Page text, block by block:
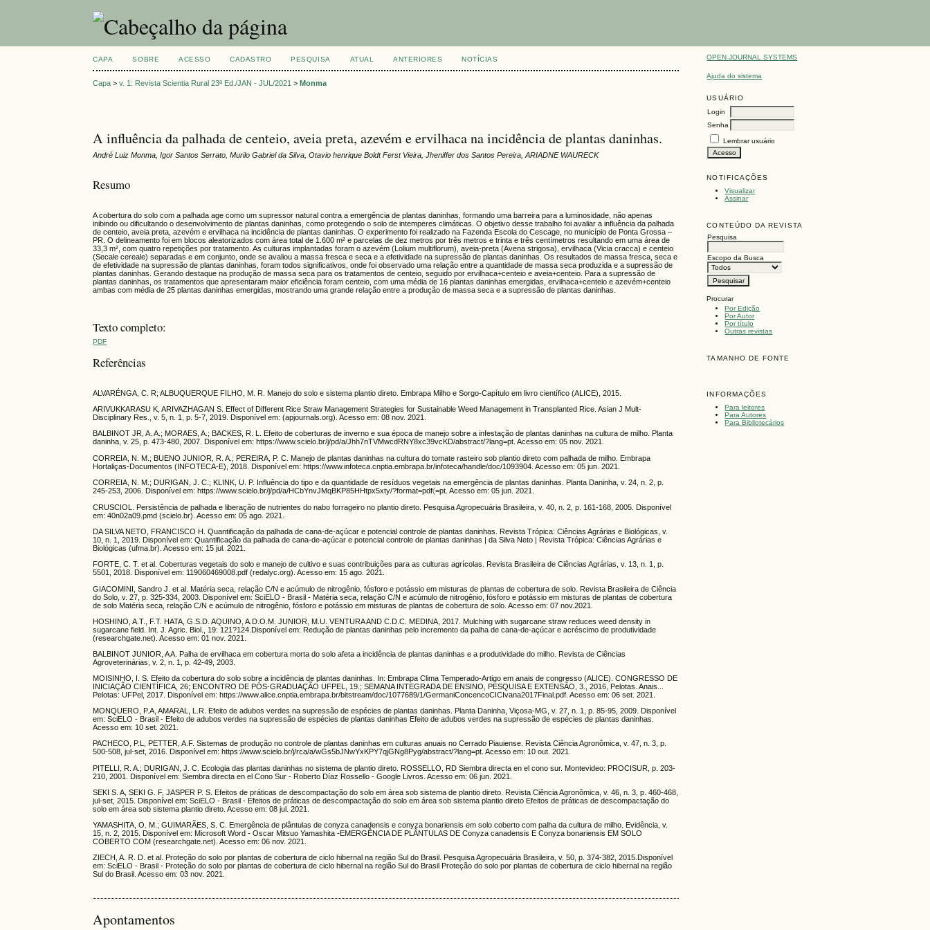
OPEN JOURNAL SYSTEMS
Ajuda do sistema
USUÁRIO
Login
Senha
Lembrar usuário
NOTIFICAÇÕES
Visualizar
Assinar
CONTEÚDO DA REVISTA
Pesquisa
Escopo da Busca
Procurar
Por Edição
Por Autor
Por título
Outras revistas
TAMANHO DE FONTE
INFORMAÇÕES
Para leitores
Para Autores
Para Bibliotecários
CAPA SOBRE ACESSO CADASTRO PESQUISA ATUAL ANTERIORES NOTÍCIAS
Capa >v. 1: Revista Scientia Rural 23ª Ed./JAN - JUL/2021 >Monma
A influência da palhada de centeio, aveia preta, azevém e ervilhaca na incidência de plantas daninhas.
André Luiz Monma, Igor Santos Serrato, Murilo Gabriel da Silva, Otavio henrique Boldt Ferst Vieira, Jheniffer dos Santos Pereira, ARIADNE WAURECK
Resumo
A cobertura do solo com a palhada age como um supressor natural contra a emergência de plantas daninhas, formando uma barreira para a luminosidade, não apenas
inibindo ou dificultando o desenvolvimento de plantas daninhas, como protegendo o solo de intemperes climáticas. O objetivo desse trabalho foi avaliar a influência da palhada
de centeio, aveia preta, azevém e ervilhaca na incidência de plantas daninhas. O experimento foi realizado na Fazenda Escola do Cescage, no município de Ponta Grossa –
PR. O delineamento foi em blocos aleatorizados com área total de 1.600 m² e parcelas de dez metros por três metros e trinta e três centímetros resultando em uma área de
33,3 m², com quatro repetições por tratamento. As culturas implantadas foram o azevém (Lolium multiflorum), aveia-preta (Avena strigosa), ervilhaca (Vicia cracca) e centeio
(Secale cereale) separadas e em conjunto, onde se avaliou a massa fresca e seca e a efetividade na supressão de plantas daninhas. Os resultados de massa fresca, seca e
de efetividade na supressão de plantas daninhas, foram todos significativos, onde foi observado uma relação entre a quantidade de massa seca produzida e a supressão de
plantas daninhas. Gerando destaque na produção de massa seca para os tratamentos de centeio, seguido por ervilhaca+centeio e aveia+centeio. Para a supressão de
plantas daninhas, os tratamentos que apresentaram maior eficiência foram centeio, com uma média de 16 plantas daninhas emergidas, ervilhaca+centeio e azevém+centeio
ambas com média de 25 plantas daninhas emergidas, mostrando uma grande relação entre a produção de massa seca e a supressão de plantas daninhas.
Texto completo:
PDF
Referências
ALVARÉNGA, C. R; ALBUQUERQUE FILHO, M. R. Manejo do solo e sistema plantio direto. Embrapa Milho e Sorgo-Capítulo em livro científico (ALICE), 2015.
ARIVUKKARASU K, ARIVAZHAGAN S. Effect of Different Rice Straw Management Strategies for Sustainable Weed Management in Transplanted Rice. Asian J Mult-
Disciplinary Res., v. 5, n. 1, p. 5-7, 2019. Disponível em: (apjournals.org). Acesso em: 08 nov. 2021.
BALBINOT JR, A. A.; MORAES, A.; BACKES, R. L. Efeito de coberturas de inverno e sua época de manejo sobre a infestação de plantas daninhas na cultura de milho. Planta
daninha, v. 25, p. 473-480, 2007. Disponível em: https://www.scielo.br/j/pd/a/Jhh7nTVMwcdRNY8xc39vcKD/abstract/?lang=pt. Acesso em: 05 nov. 2021.
CORREIA, N. M.; BUENO JUNIOR, R. A.; PEREIRA, P. C. Manejo de plantas daninhas na cultura do tomate rasteiro sob plantio direto com palhada de milho. Embrapa
Hortaliças-Documentos (INFOTECA-E), 2018. Disponível em: https://www.infoteca.cnptia.embrapa.br/infoteca/handle/doc/1093904. Acesso em: 05 jun. 2021.
CORREIA, N. M.; DURIGAN, J. C.; KLINK, U. P. Influência do tipo e da quantidade de resíduos vegetais na emergência de plantas daninhas. Planta Daninha, v. 24, n. 2, p.
245-253, 2006. Disponível em: https://www.scielo.br/j/pd/a/HCbYnvJMqBKP85HHtpx5xty/?format=pdf〈=pt. Acesso em: 05 jun. 2021.
CRUSCIOL. Persistência de palhada e liberação de nutrientes do nabo forrageiro no plantio direto. Pesquisa Agropecuária Brasileira, v. 40, n. 2, p. 161-168, 2005. Disponível
em: 40n02a09.pmd (scielo.br). Acesso em: 05 ago. 2021.
DA SILVA NETO, FRANCISCO H. Quantificação da palhada de cana-de-açúcar e potencial controle de plantas daninhas. Revista Trópica: Ciências Agrárias e Biológicas, v.
10, n. 1, 2019. Disponível em: Quantificação da palhada de cana-de-açúcar e potencial controle de plantas daninhas | da Silva Neto | Revista Trópica: Ciências Agrárias e
Biológicas (ufma.br). Acesso em: 15 jul. 2021.
FORTE, C. T. et al. Coberturas vegetais do solo e manejo de cultivo e suas contribuições para as culturas agrícolas. Revista Brasileira de Ciências Agrárias, v. 13, n. 1, p.
5501, 2018. Disponível em: 119060469008.pdf (redalyc.org). Acesso em: 15 ago. 2021.
GIACOMINI, Sandro J. et al. Matéria seca, relação C/N e acúmulo de nitrogênio, fósforo e potássio em misturas de plantas de cobertura de solo. Revista Brasileira de Ciência
do Solo, v. 27, p. 325-334, 2003. Disponível em: SciELO - Brasil - Matéria seca, relação C/N e acúmulo de nitrogênio, fósforo e potássio em misturas de plantas de cobertura
de solo Matéria seca, relação C/N e acúmulo de nitrogênio, fósforo e potássio em misturas de plantas de cobertura de solo. Acesso em: 07 nov.2021.
HOSHINO, A.T., F.T. HATA, G.S.D. AQUINO, A.D.O.M. JUNIOR, M.U. VENTURA AND C.D.C. MEDINA, 2017. Mulching with sugarcane straw reduces weed density in
sugarcane field. Int. J. Agric. Biol., 19: 121?124.Disponível em: Redução de plantas daninhas pelo incremento da palha de cana-de-açúcar e acréscimo de produtividade
(researchgate.net). Acesso em: 01 nov. 2021.
BALBINOT JUNIOR, A A. Palha de ervilhaca em cobertura morta do solo afeta a incidência de plantas daninhas e a produtividade do milho. Revista de Ciências
Agroveterinárias, v. 2, n. 1, p. 42-49, 2003.
MOISINHO, I. S. Efeito da cobertura do solo sobre a incidência de plantas daninhas. In: Embrapa Clima Temperado-Artigo em anais de congresso (ALICE). CONGRESSO DE
INICIAÇÃO CIENTÍFICA, 26; ENCONTRO DE PÓS-GRADUAÇÃO UFPEL, 19.; SEMANA INTEGRADA DE ENSINO, PESQUISA E EXTENSÃO, 3., 2016, Pelotas. Anais...
Pelotas: UFPel, 2017. Disponível em: https://www.alice.cnptia.embrapa.br/bitstream/doc/1077689/1/GermaniConcencoCICIvana2017Final.pdf. Acesso em: 06 set. 2021.
MONQUERO, P.A, AMARAL, L.R. Efeito de adubos verdes na supressão de espécies de plantas daninhas. Planta Daninha, Viçosa-MG, v. 27, n. 1, p. 85-95, 2009. Disponível
em: SciELO - Brasil - Efeito de adubos verdes na supressão de espécies de plantas daninhas Efeito de adubos verdes na supressão de espécies de plantas daninhas.
Acesso em: 10 set. 2021.
PACHECO, P.L, PETTER, A.F. Sistemas de produção no controle de plantas daninhas em culturas anuais no Cerrado Piauiense. Revista Ciência Agronômica, v. 47, n. 3, p.
500-508, jul-set, 2016. Disponível em: https://www.scielo.br/j/rca/a/wGs5bJNwYxKPY7qjGNg8Pyg/abstract/?lang=pt. Acesso em: 10 out. 2021.
PITELLI, R. A.; DURIGAN, J. C. Ecologia das plantas daninhas no sistema de plantio direto. ROSSELLO, RD Siembra directa en el cono sur. Montevideo: PROCISUR, p. 203-
210, 2001. Disponível em: Siembra directa en el Cono Sur - Roberto Díaz Rossello - Google Livros. Acesso em: 06 jun. 2021.
SEKI S. A, SEKI G. F, JASPER P. S. Efeitos de práticas de descompactação do solo em área sob sistema de plantio direto. Revista Ciência Agronômica, v. 46, n. 3, p. 460-468,
jul-set, 2015. Disponível em: SciELO - Brasil - Efeitos de práticas de descompactação do solo em área sob sistema plantio direto Efeitos de práticas de descompactação do
solo em área sob sistema plantio direto. Acesso em: 08 jul. 2021.
YAMASHITA, O. M.; GUIMARÃES, S. C. Emergência de plântulas de conyza canadensis e conyza bonariensis em solo coberto com palha da cultura de milho. Evidência, v.
15, n. 2, 2015. Disponível em: Microsoft Word - Oscar Mitsuo Yamashita -EMERGÊNCIA DE PLÂNTULAS DE Conyza canadensis E Conyza bonariensis EM SOLO
COBERTO COM (researchgate.net). Acesso em: 06 nov. 2021.
ZIECH, A. R. D. et al. Proteção do solo por plantas de cobertura de ciclo hibernal na região Sul do Brasil. Pesquisa Agropecuária Brasileira, v. 50, p. 374-382, 2015.Disponível
em: SciELO - Brasil - Proteção do solo por plantas de cobertura de ciclo hibernal na região Sul do Brasil Proteção do solo por plantas de cobertura de ciclo hibernal na região
Sul do Brasil. Acesso em: 03 nov. 2021.
Apontamentos